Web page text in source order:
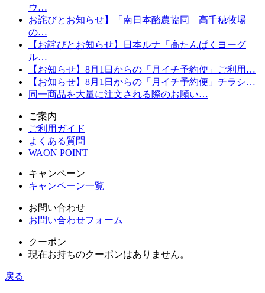
ウ…
お詫びとお知らせ】「南日本酪農協同 高千穂牧場
の…
【お詫びとお知らせ】日本ルナ「高たんぱくヨーグ
ル…
【お知らせ】8月1日からの「月イチ予約便」ご利用…
【お知らせ】8月1日からの「月イチ予約便」チラシ…
同一商品を大量に注文される際のお願い…
ご案内
ご利用ガイド
よくある質問
WAON POINT
キャンペーン
キャンペーン一覧
お問い合わせ
お問い合わせフォーム
クーポン
現在お持ちのクーポンはありません。
戻る